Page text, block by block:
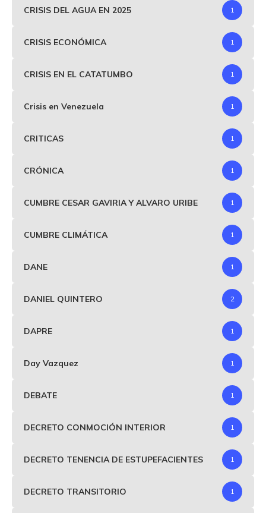
CRISIS DEL AGUA EN 2025 1
CRISIS ECONÓMICA 1
CRISIS EN EL CATATUMBO 1
Crisis en Venezuela 1
CRITICAS 1
CRÓNICA 1
CUMBRE CESAR GAVIRIA Y ALVARO URIBE 1
CUMBRE CLIMÁTICA 1
DANE 1
DANIEL QUINTERO 2
DAPRE 1
Day Vazquez 1
DEBATE 1
DECRETO CONMOCIÓN INTERIOR 1
DECRETO TENENCIA DE ESTUPEFACIENTES 1
DECRETO TRANSITORIO 1